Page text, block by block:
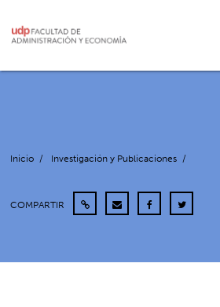
Inicio / Investigación y Publicaciones /
COMPARTIR